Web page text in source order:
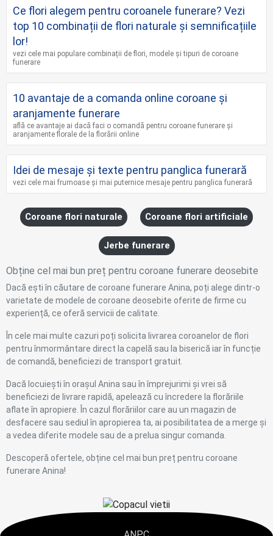
Ce flori alegem pentru coroanele funerare? Vezi
top 10 combinații de flori naturale și semnificațiile
lor!
vezi cele mai populare combinații de flori, modele și tipuri de coroane
funerare
10 avantaje de a comanda online coroane şi
aranjamente funerare
află ce avantaje ai dacă faci o comandă pentru coroane funerare și
aranjamente florale de la florării online
Idei de mesaje și texte pentru panglica funerară
vezi cele mai frumoase și mai puternice mesaje pentru panglica funerară
Coroane flori naturale Coroane flori artificiale
Jerbe funerare
Obține cel mai bun preț pentru coroane funerare deosebite
Dacă ești în căutare de coroane funerare Anina, poți alege dintr-o
varietate de modele de coroane deosebite oferite de firme cu
experiență, ce oferă servicii de calitate.
În cele mai multe cazuri poți solicita livrarea coroanelor de flori
pentru înmormântare direct la capelă sau la biserică iar în funcție
de comandă, beneficiezi de transport gratuit.
Dacă locuiești în orașul Anina sau în împrejurimi și vrei să
beneficiezi de livrare rapidă, apelează cu încredere la florăriile
aflate în apropiere. În cazul florăriilor care au un magazin de
desfacere sau sediul în apropierea ta, ai posibilitatea de a merge și
a vedea diferite modele sau de a prelua singur comanda.
Descoperă ofertele, obține cel mai bun preț pentru coroane
funerare Anina!